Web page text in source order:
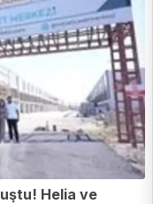
Helia ve